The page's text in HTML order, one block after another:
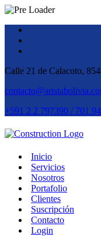
Calle 21 de Calacoto,
+591 2 2 797390 / 701
Inicio
Servicios
Nosotros
Portafolio
Clientes
Suscripción
Contacto
Login